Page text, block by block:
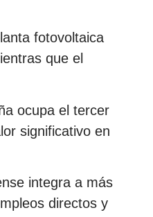
fotovoltaica
que el
ocupa el tercer
significativo en
integra a más
directos y